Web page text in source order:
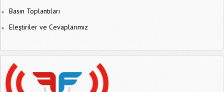
Basın Toplantıları
Eleştiriler ve Cevaplarımız